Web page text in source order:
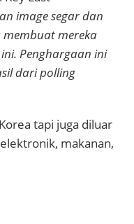
image segar dan
mereka
Penghargaan ini
dari polling
tapi juga diluar
makanan,